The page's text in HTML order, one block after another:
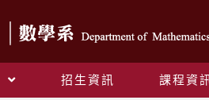
招生資訊 課程資